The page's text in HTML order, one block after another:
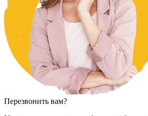
Перезвонить вам?